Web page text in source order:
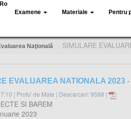
Examene Materiale Pentru
Naţională SIMULARE
EVALUAREA NATIONALA 2023 -
| Profu' de Mate | Descarcari: 9588 |
SI BAREM
2023